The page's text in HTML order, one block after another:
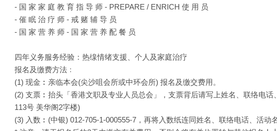
- 国 家 家 庭 教 育 指 导 师 - PREPARE / ENRICH 使 用 员
- 催 眠 治 疗 师 - 戒 赌 辅 导 员
- 国 家 营 养 师 - 国 家 营 养 配 餐 员
四年义务服务经验：热缐情绪支援、个人及家庭治疗
报名及缴费方法﹕
(1) 现金︰亲临本会(尖沙咀会所或中环会所) 报名及缴交费用。
(2) 支票︰抬头「香港文职及专业人员总会」，支票背后请写上姓名、联络电
113号 美华阁2字楼)
(3) 入数︰(中银) 012-705-1-000555-7，再将入数纸连同姓名、联络电话、活动